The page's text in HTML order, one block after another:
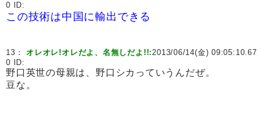
0 ID:
この技術は中国に輸出できる
13：オレオレ!オレだよ、名無しだよ!!:2013/06/14(金) 09:05:10.67
0 ID:
野口英世の母親は、野口シカっていうんだぜ。
豆な。